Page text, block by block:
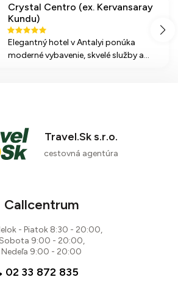
Crystal Centro (ex. Kervansaray
Kundu)
Elegantný hotel v Antalyi ponúka
moderné vybavenie, skvelé služby a
Travel.Sk s.r.o.
cestovná agentúra
Callcentrum
- Piatok 8:30 - 20:00,
9:00 - 20:00,
Nedeľa 9:00 - 20:00
02 33 872 835